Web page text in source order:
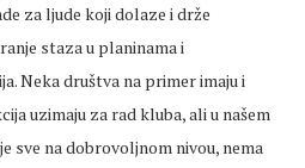
za ljude koji dolaze i drže
staza u planinama i
Neka društva na primer imaju i
uzimaju za rad kluba, ali u našem
sve na dobrovoljnom nivou, nema